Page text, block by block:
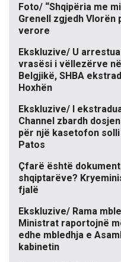
Foto/ “Shqipëria me
Grenell zgjedh Vlorën
verore
Ekskluzive/ U
vrasësi i vëllezërve
Belgjikë, SHBA
Hoxhën
Ekskluzive/ I
Channel zbardh
për një kasetofon
Patos
Çfarë është
shqiptarëve?
fjalë
Ekskluzive/ Rama
Ministrat raportojnë
edhe mbledhja e
kabinetin